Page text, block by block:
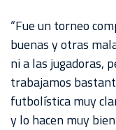
“Fue un torneo
buenas y otras
ni a las jugadoras,
trabajamos
futbolística muy
y lo hacen muy